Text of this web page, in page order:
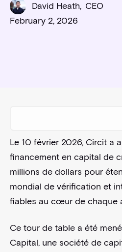
David Heath, CEO
February 2, 2026
Le 10 février 2026, Circit a
financement en capital de
millions de dollars pour
mondial de vérification et
fiables au cœur de chaque
Ce tour de table a été
Capital, une société de